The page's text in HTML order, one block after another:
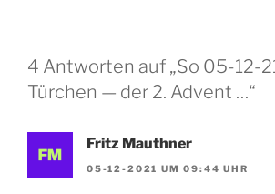
4 Antworten auf „So 05-12-
Türchen — der 2. Advent …“
Fritz Mauthner
05-12-2021 UM 09:44 UHR